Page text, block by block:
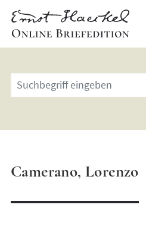
Geben
Sie
Suchbegriff
Camerano, Lorenzo